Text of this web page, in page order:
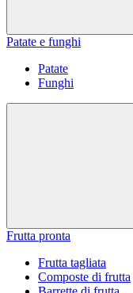
Patate e funghi
Patate
Funghi
Frutta pronta
Frutta tagliata
Composte di frutta